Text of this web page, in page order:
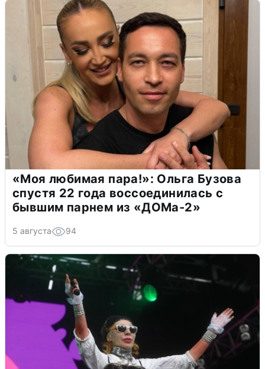
«Моя любимая пара!»: Ольга Бузова
спустя 22 года воссоединилась с
бывшим парнем из «ДОМа-2»
5 августа 94